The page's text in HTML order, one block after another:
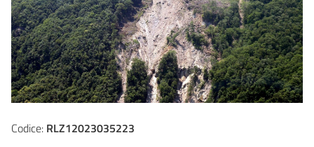
Codice: RLZ12023035223